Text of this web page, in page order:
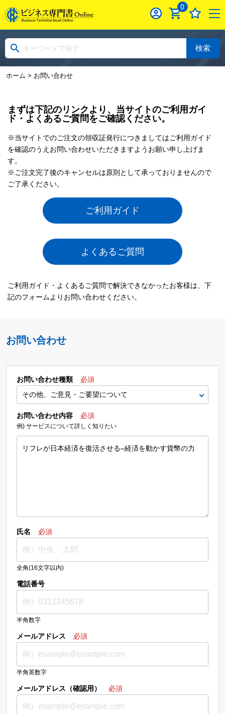
0
検索
ホーム > お問い合わせ
まずは下記のリンクより、当サイトのご利用ガイ
ド・よくあるご質問をご確認ください。
※当サイトでのご注文の領収証発行につきましてはご利用ガイド
を確認のうえお問い合わせいただきますようお願い申し上げま
す。
※ご注文完了後のキャンセルは原則として承っておりませんので
ご了承ください。
ご利用ガイド
よくあるご質問
ご利用ガイド・よくあるご質問で解決できなかったお客様は、下
記のフォームよりお問い合わせください。
お問い合わせ
お問い合わせ種類 必須
お問い合わせ内容 必須
例) サービスについて詳しく知りたい
氏名 必須
全角(16文字以内)
電話番号
半角数字
メールアドレス 必須
半角英数字
メールアドレス（確認用） 必須